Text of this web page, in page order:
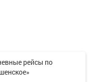
рейсы по